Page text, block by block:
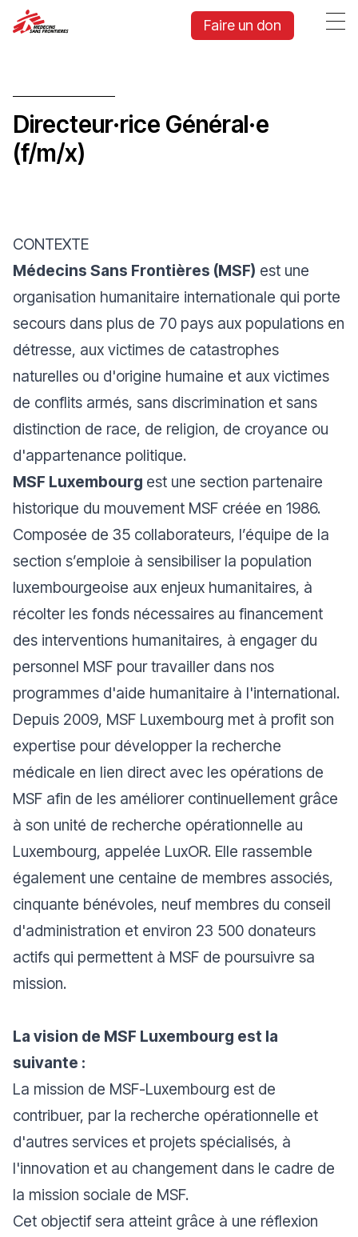
Faire un don
Directeur·rice Général·e
(f/m/x)
CONTEXTE
Médecins Sans Frontières (MSF) est une
organisation humanitaire internationale qui porte
secours dans plus de 70 pays aux populations en
détresse, aux victimes de catastrophes
naturelles ou d'origine humaine et aux victimes
de conflits armés, sans discrimination et sans
distinction de race, de religion, de croyance ou
d'appartenance politique.
MSF Luxembourg est une section partenaire
historique du mouvement MSF créée en 1986.
Composée de 35 collaborateurs, l’équipe de la
section s’emploie à sensibiliser la population
luxembourgeoise aux enjeux humanitaires, à
récolter les fonds nécessaires au financement
des interventions humanitaires, à engager du
personnel MSF pour travailler dans nos
programmes d'aide humanitaire à l'international.
Depuis 2009, MSF Luxembourg met à profit son
expertise pour développer la recherche
médicale en lien direct avec les opérations de
MSF afin de les améliorer continuellement grâce
à son unité de recherche opérationnelle au
Luxembourg, appelée LuxOR. Elle rassemble
également une centaine de membres associés,
cinquante bénévoles, neuf membres du conseil
d'administration et environ 23 500 donateurs
actifs qui permettent à MSF de poursuivre sa
mission.
La vision de MSF Luxembourg est la
suivante :
La mission de MSF-Luxembourg est de
contribuer, par la recherche opérationnelle et
d'autres services et projets spécialisés, à
l'innovation et au changement dans le cadre de
la mission sociale de MSF.
Cet objectif sera atteint grâce à une réflexion